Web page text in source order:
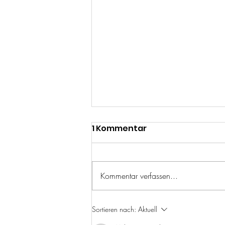
Das war unser Workshop
1 Kommentar
Kommentar verfassen...
Sortieren nach: Aktuell